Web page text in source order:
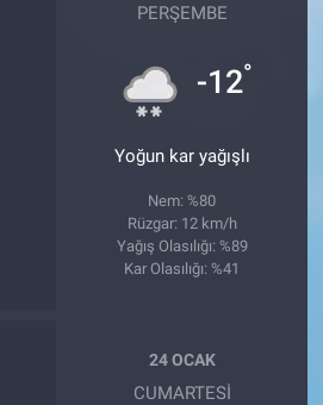
PERŞEMBE
-12°
Yoğun kar yağışlı
Nem: %80
Rüzgar: 12 km/h
Yağış Olasılığı: %89
Kar Olasılığı: %41
24 OCAK
CUMARTESI